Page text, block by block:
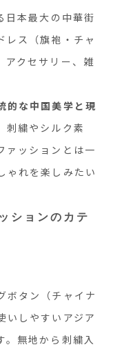
日本最大の中華街
レス（旗袍・チャ
アクセサリー、雑
的な中国美学と現
刺繍やシルク素
ァッションとは一
ゃれを楽しみたい
ションのカテ
ボタン（チャイナ
いしやすいアジア
。無地から刺繍入